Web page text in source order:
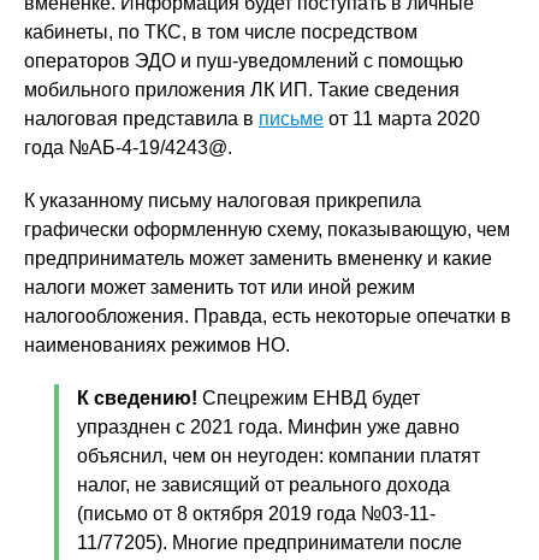
кабинеты, по ТКС, в том числе посредством
операторов ЭДО и пуш-уведомлений с помощью
мобильного приложения ЛК ИП. Такие сведения
налоговая представила в письме от 11 марта 2020
года №АБ-4-19/4243@.
К указанному письму налоговая прикрепила
графически оформленную схему, показывающую, чем
предприниматель может заменить вмененку и какие
налоги может заменить тот или иной режим
налогообложения. Правда, есть некоторые опечатки в
наименованиях режимов НО.
К сведению! Спецрежим ЕНВД будет
упразднен с 2021 года. Минфин уже давно
объяснил, чем он неугоден: компании платят
налог, не зависящий от реального дохода
(письмо от 8 октября 2019 года №03-11-
11/77205). Многие предприниматели после